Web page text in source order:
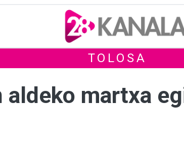
TOLOSA
aldeko martxa